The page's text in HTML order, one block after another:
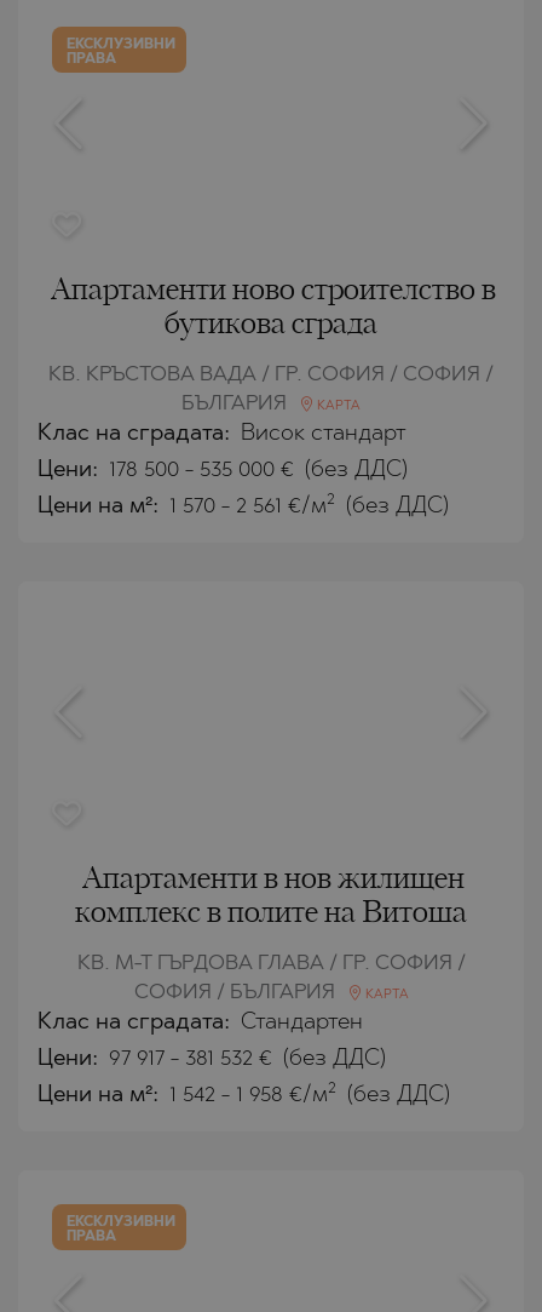
ЕКСКЛУЗИВНИ
ПРАВА
Апартаменти ново строителство в
бутикова сграда
КВ. КРЪСТОВА ВАДА / ГР. СОФИЯ / СОФИЯ /
БЪЛГАРИЯ
КАРТА
Клас на сградата: Висок стандарт
Цени: 178 500 - 535 000 € (без ДДС)
Цени на м²: 1 570 - 2 561 €/м2 (без ДДС)
Апартаменти в нов жилищен
комплекс в полите на Витоша
КВ. М-Т ГЪРДОВА ГЛАВА / ГР. СОФИЯ /
СОФИЯ / БЪЛГАРИЯ
КАРТА
Клас на сградата: Стандартен
Цени: 97 917 - 381 532 € (без ДДС)
Цени на м²: 1 542 - 1 958 €/м2 (без ДДС)
ЕКСКЛУЗИВНИ
ПРАВА